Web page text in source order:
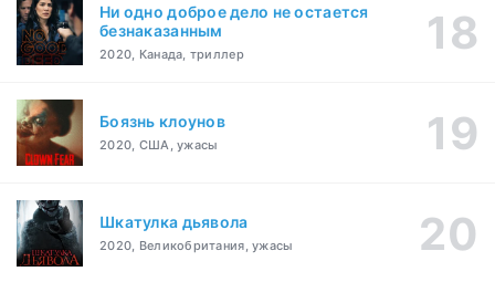
Ни одно доброе дело не остается
безнаказанным
2020, Канада, триллер
Боязнь клоунов
2020, США, ужасы
Шкатулка дьявола
2020, Великобритания, ужасы